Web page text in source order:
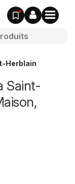
Herblain
Saint-